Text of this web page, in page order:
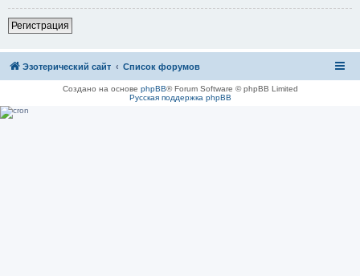
Регистрация
Эзотерический сайт Список форумов
Создано на основе phpBB® Forum Software © phpBB Limited
Русская поддержка phpBB